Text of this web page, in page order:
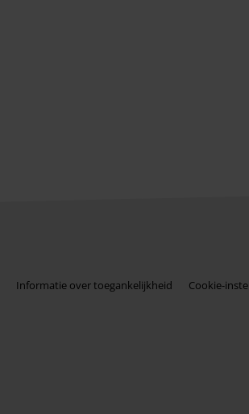
Informatie over toegankelijkheid Cookie-